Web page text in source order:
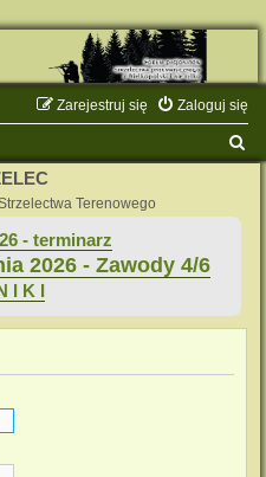
Zaloguj się
Zarejestruj się
Terenowego
- terminarz
2026 - Zawody 4/6
I K I